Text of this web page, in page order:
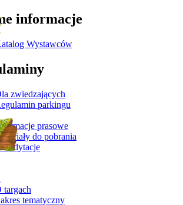
informacje
Wystawców
zwiedzających
parkingu
prasowe
do pobrania
targach
tematyczny